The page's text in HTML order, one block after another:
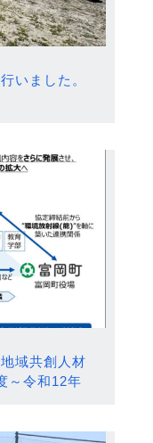
いました。
域共創人材
～令和12年